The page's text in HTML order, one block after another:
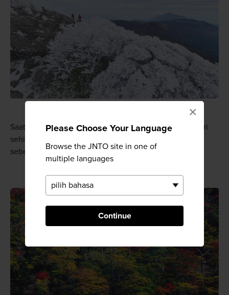
Please Choose Your Language
Browse the JNTO site in one of
multiple languages
Continue
×
Saat musim dingin, awali pendakian pada awal pagi hari
sehingga Anda dapat melihat semua es dari malam
sebelumnya yang menggantung dari ranting pohon.